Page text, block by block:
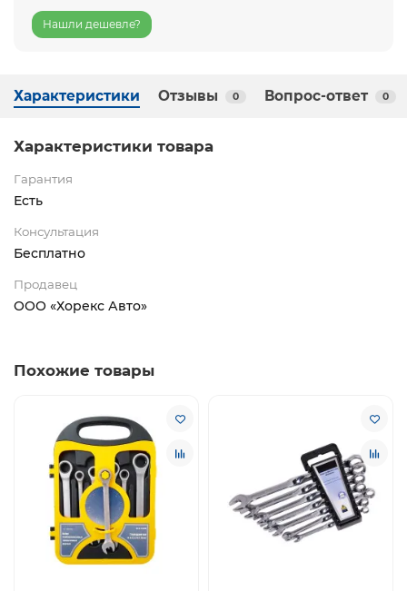
Нашли дешевле?
Характеристики Отзывы 0 Вопрос-ответ 0
Характеристики товара
Гарантия
Есть
Консультация
Бесплатно
Продавец
ООО «Хорекс Авто»
Похожие товары